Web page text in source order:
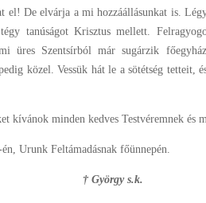
el! De elvárja a mi hozzáállásunkat is.
tanúságot Krisztus mellett.
üres Szentsírból már sugárzik
közel. Vessük hát le a sötétség tetteit,
kívánok minden kedves Testvéremnek és
Urunk Feltámadásnak főünnepén.
† György s.k.